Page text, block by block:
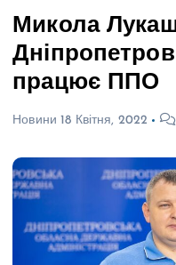
Микола
працює ППО
Новини 18 Квітня, 2022